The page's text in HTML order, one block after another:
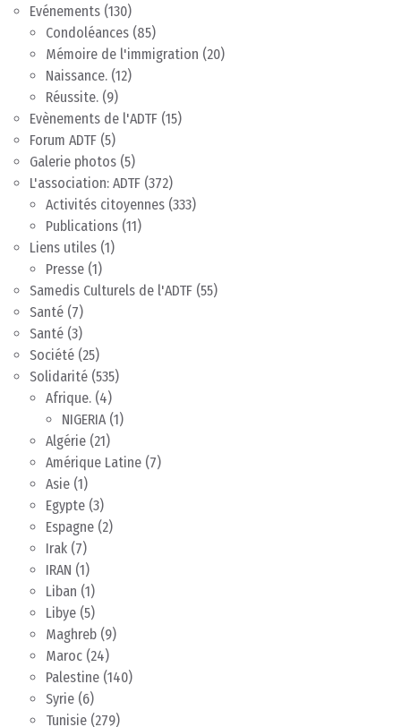
Evénements (130)
Condoléances (85)
Mémoire de l'immigration (20)
Naissance. (12)
Réussite. (9)
Evènements de l'ADTF (15)
Forum ADTF (5)
Galerie photos (5)
L'association: ADTF (372)
Activités citoyennes (333)
Publications (11)
Liens utiles (1)
Presse (1)
Samedis Culturels de l'ADTF (55)
Santé (7)
Santé (3)
Société (25)
Solidarité (535)
Afrique. (4)
NIGERIA(1)
Algérie (21)
Amérique Latine (7)
Asie (1)
Egypte (3)
Espagne (2)
Irak (7)
IRAN (1)
Liban (1)
Libye (5)
Maghreb (9)
Maroc (24)
Palestine (140)
Syrie (6)
Tunisie (279)